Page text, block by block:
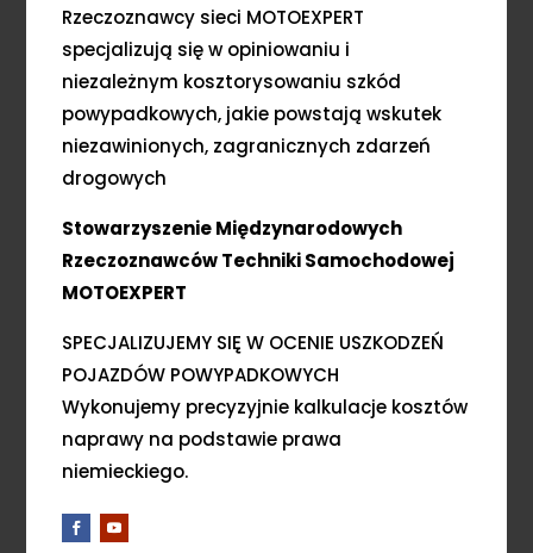
Rzeczoznawcy sieci MOTOEXPERT
specjalizują się w opiniowaniu i
niezależnym kosztorysowaniu szkód
powypadkowych, jakie powstają wskutek
niezawinionych, zagranicznych zdarzeń
drogowych
Stowarzyszenie Międzynarodowych
Rzeczoznawców Techniki Samochodowej
MOTOEXPERT
SPECJALIZUJEMY SIĘ W OCENIE USZKODZEŃ
POJAZDÓW POWYPADKOWYCH
Wykonujemy precyzyjnie kalkulacje kosztów
naprawy na podstawie prawa
niemieckiego.